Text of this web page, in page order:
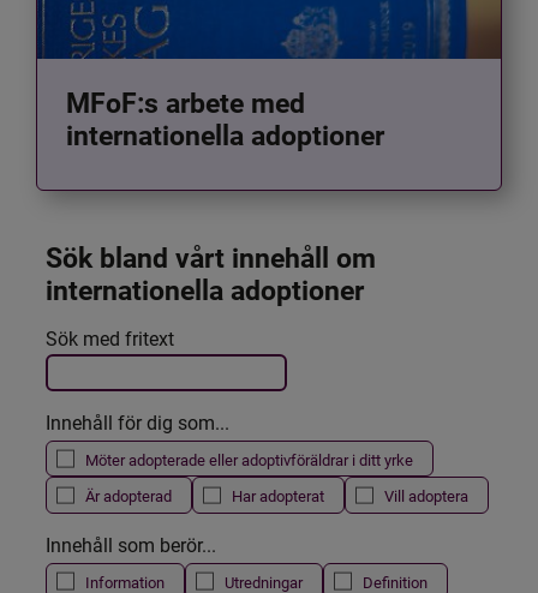
MFoF:s arbete med
internationella adoptioner
Sök bland vårt innehåll om
internationella adoptioner
Filtrera resultatet
Det här formuläret postas automatiskt
Sök med fritext
Innehåll för dig som...
Möter adopterade eller adoptivföräldrar i ditt yrke
Är adopterad
Har adopterat Vill adoptera
Innehåll som berör...
Information Utredningar
Definition